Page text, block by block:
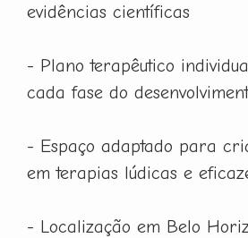
evidências científicas
- Plano terapêutico
cada fase do
- Espaço adaptado para
em terapias lúdicas e
- Localização em Belo